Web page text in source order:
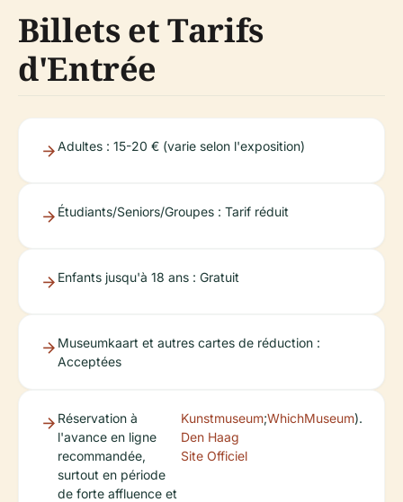
Billets et Tarifs
d'Entrée
Adultes : 15-20 € (varie selon l'exposition)
Étudiants/Seniors/Groupes : Tarif réduit
Enfants jusqu'à 18 ans : Gratuit
Museumkaart et autres cartes de réduction :
Acceptées
Réservation à
l'avance en ligne
recommandée,
surtout en période
de forte affluence et
Kunstmuseum
Den Haag
Site Officiel
;WhichMuseum).